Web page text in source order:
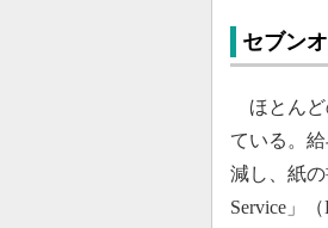
セブン
ほとんど
ている。
減し、紙
Service」